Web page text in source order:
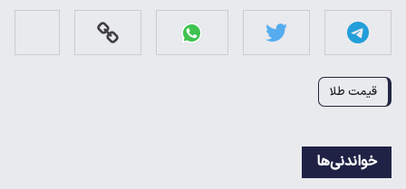
قیمت طلا
خواندنی‌ها